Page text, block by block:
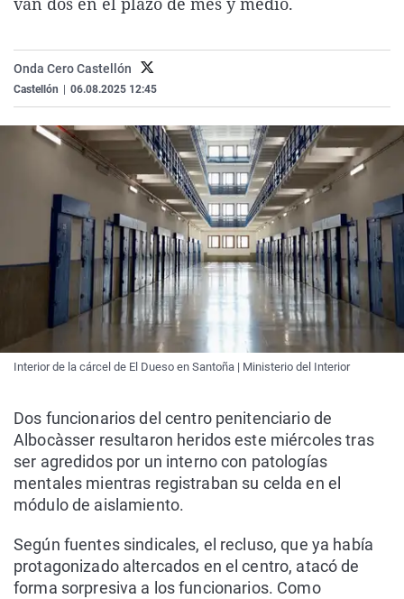
La rosa de los vientos
Gente viajera
Caso
Retornados
Operación Viuda
Extremadura
Galicia
Navarra
País Vasco
Virales
Televisión
Onda Cero Castellón
Castellón 06.08.2025 12:45
Interior de la cárcel de El Dueso en Santoña | Ministerio del Interior
Dos funcionarios del centro penitenciario de
Albocàsser resultaron heridos este miércoles tras
ser agredidos por un interno con patologías
mentales mientras registraban su celda en el
módulo de aislamiento.
Según fuentes sindicales, el recluso, que ya había
protagonizado altercados en el centro, atacó de
forma sorpresiva a los funcionarios. Como